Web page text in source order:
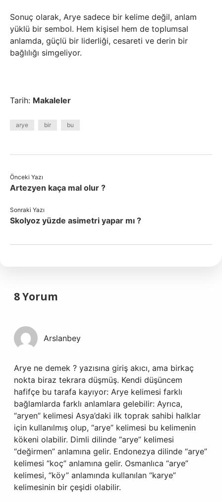
Sonuç olarak, Arye sadece bir kelime değil, anlam
yüklü bir sembol. Hem kişisel hem de toplumsal
anlamda, güçlü bir liderliği, cesareti ve derin bir
bağlılığı simgeliyor.
Tarih: Makaleler
arye bir bu
Önceki Yazı
Artezyen kaça mal olur ?
Sonraki Yazı
Skolyoz yüzde asimetri yapar mı ?
8 Yorum
Arslanbey
Arye ne demek ? yazısına giriş akıcı, ama birkaç
nokta biraz tekrara düşmüş. Kendi düşüncem
hafifçe bu tarafa kayıyor: Arye kelimesi farklı
bağlamlarda farklı anlamlara gelebilir: Ayrıca,
“aryen” kelimesi Asya’daki ilk toprak sahibi halklar
için kullanılmış olup, “arye” kelimesi bu kelimenin
kökeni olabilir. Dimli dilinde “arye” kelimesi
“değirmen” anlamına gelir. Endonezya dilinde “arye”
kelimesi “koç” anlamına gelir. Osmanlıca “arye”
kelimesi, “köy” anlamında kullanılan “karye”
kelimesinin bir çeşidi olabilir.